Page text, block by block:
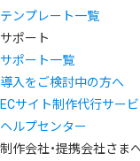
テンプレート一覧
サポート
サポート一覧
導入をご検討中の方へ
ECサイト制作代行サービ
ヘルプセンター
制作会社・提携会社さま